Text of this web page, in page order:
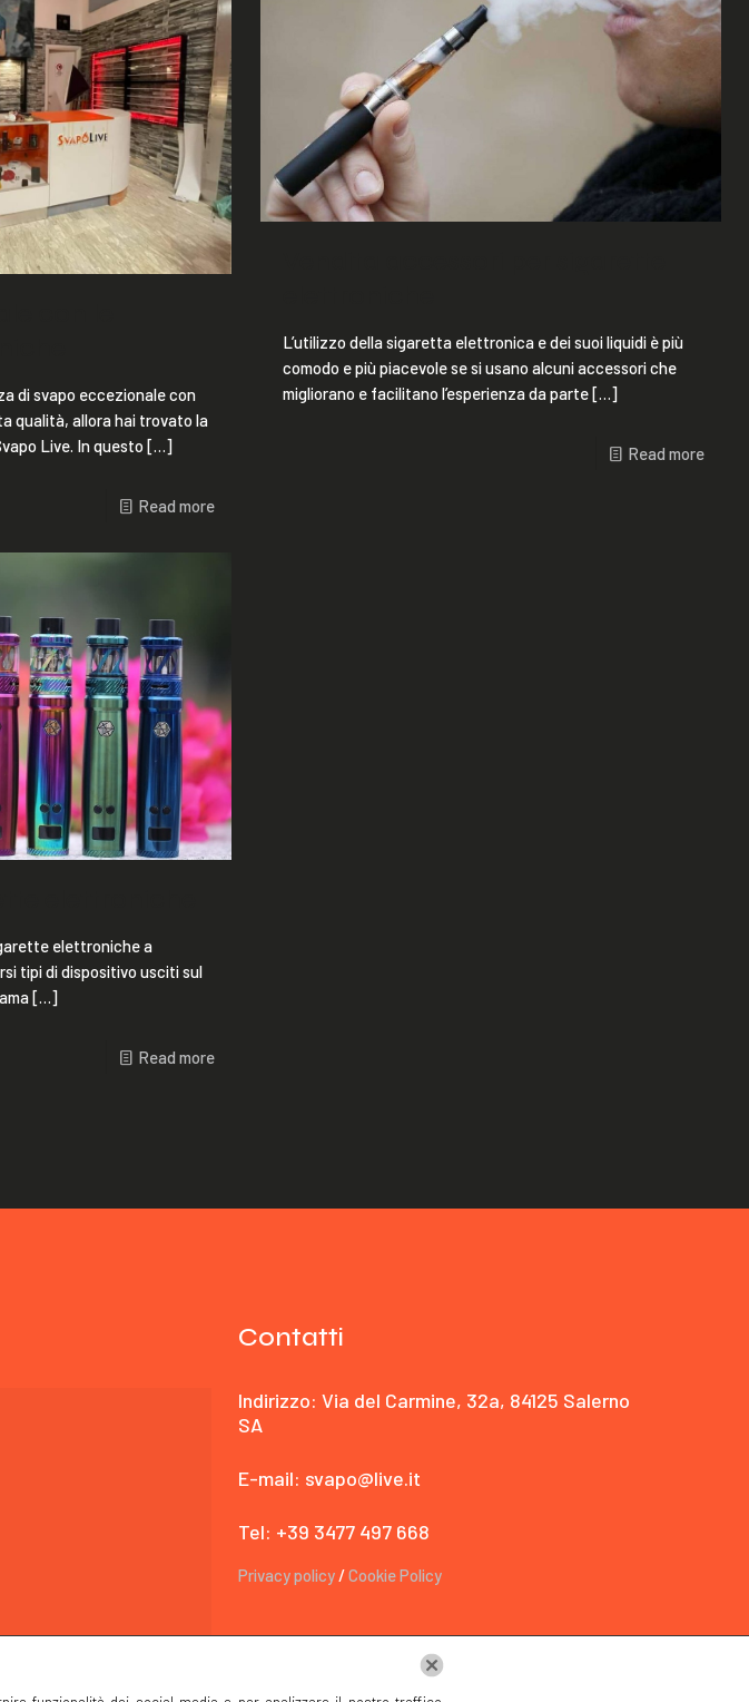
di svapo eccezionale con
qualità, allora hai trovato la
Live. In questo […]
Read more
L’utilizzo della sigaretta elettronica e dei suoi liquidi è più
comodo e più piacevole se si usano alcuni accessori che
migliorano e facilitano l’esperienza da parte[…]
Read more
elettroniche a
tipi di dispositivo usciti sul
[…]
Read more
Contatti
Indirizzo: Via del Carmine, 32a, 84125 Salerno
SA
E-mail: svapo@live.it
Tel: +39 3477 497 668
Privacy policy/Cookie Policy